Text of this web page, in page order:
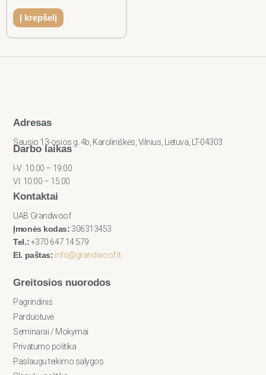
Į krepšelį
Adresas
Sausio 13-osios g. 4b, Karoliniškės, Vilnius, Lietuva, LT-04303
Darbo laikas
I-V: 10:00 – 19:00
VI: 10:00 – 15:00
Kontaktai
UAB Grandwoof
Įmonės kodas: 306313453
Tel.:+370 647 14 579
El. paštas: info@grandwoof.lt
Greitosios nuorodos
Pagrindinis
Parduotuvė
Seminarai / Mokymai
Privatumo politika
Paslaugu teikimo salygos